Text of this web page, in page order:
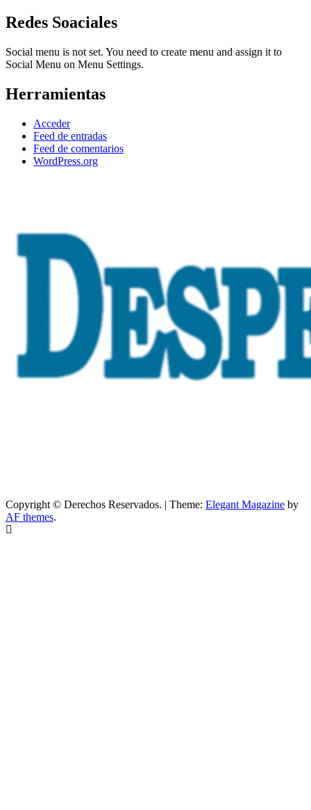
Redes Soaciales
Social menu is not set. You need to create menu and assign it to
Social Menu on Menu Settings.
Herramientas
Acceder
Feed de entradas
Feed de comentarios
WordPress.org
Copyright © Derechos Reservados. | Theme: Elegant Magazine by
AF themes.